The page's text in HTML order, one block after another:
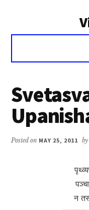
Voice
Vivekananda
Posted on MAY 25, 2011 by
न